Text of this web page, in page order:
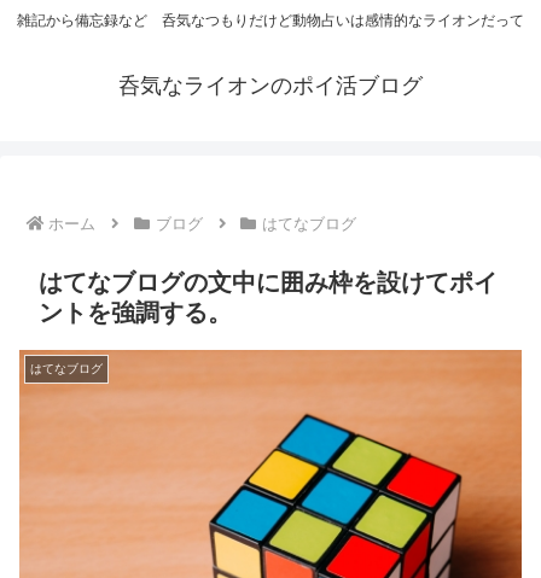
雑記から備忘録など 呑気なつもりだけど動物占いは感情的なライオンだって
呑気なライオンのポイ活ブログ
ホーム ブログ はてなブログ
はてなブログの文中に囲み枠を設けてポイ
ントを強調する。
はてなブログ